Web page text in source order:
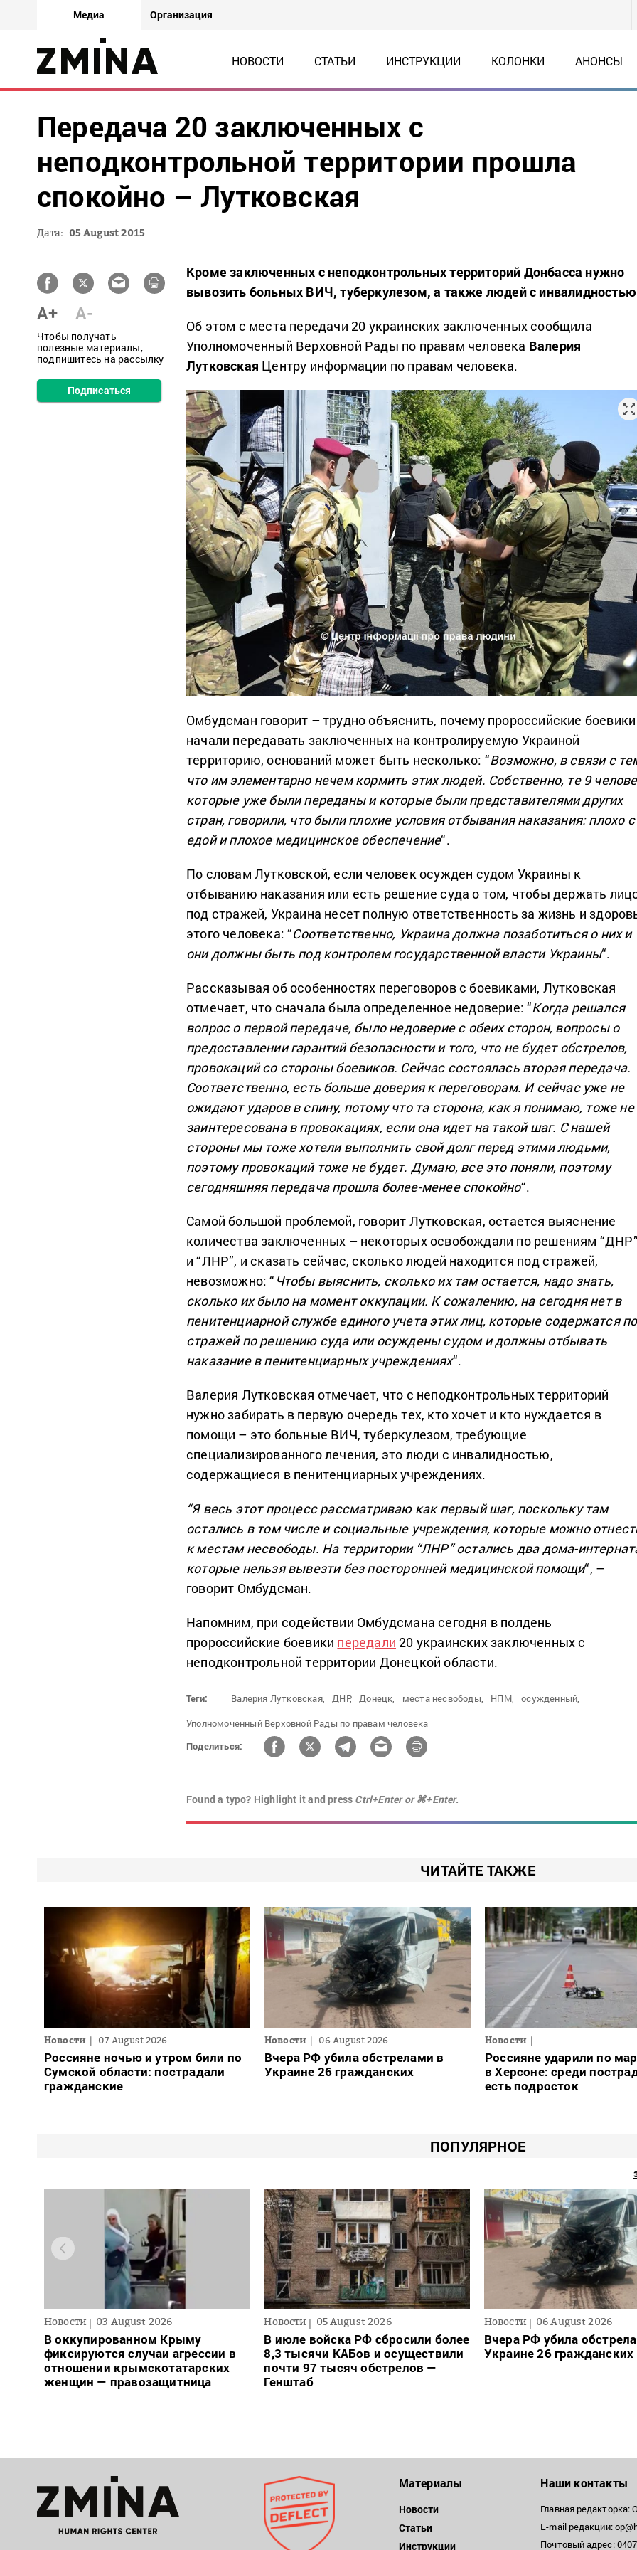
Медиа Организация
НОВОСТИ СТАТЬИ ИНСТРУКЦИИ КОЛОНКИ АНОНСЫ
Передача 20 заключенных с
неподконтрольной территории прошла
спокойно – Лутковская
Дата: 05 August 2015
A+ A-
Чтобы получать
полезные материалы,
подпишитесь на рассылку
Подписаться
Кроме заключенных с неподконтрольных территорий Донбасса нужно
вывозить больных ВИЧ, туберкулезом, а также людей с
Об этом с места передачи 20 украинских заключенных сообщила
Уполномоченный Верховной Рады по правам человека Валерия
Лутковская Центру информации по правам человека.
Омбудсман говорит – трудно объяснить, почему пророссийские боевики
начали передавать заключенных на контролируемую Украиной
территорию, оснований может быть несколько: “Возможно, в связи с
что им элементарно нечем кормить этих людей. Собственно, те 9
которые уже были переданы и которые были представителями других
стран, говорили, что были плохие условия отбывания наказания: плохо с
едой и плохое медицинское обеспечение“.
По словам Лутковской, если человек осужден судом Украины к
отбыванию наказания или есть решение суда о том, чтобы держать
под стражей, Украина несет полную ответственность за жизнь и
этого человека: “Соответственно, Украина должна позаботиться о них и
они должны быть под контролем государственной власти Украины“.
Рассказывая об особенностях переговоров с боевиками, Лутковская
отмечает, что сначала была определенное недоверие: “Когда решался
вопрос о первой передаче, было недоверие с обеих сторон, вопросы о
предоставлении гарантий безопасности и того, что не будет обстрелов,
провокаций со стороны боевиков. Сейчас состоялась вторая передача.
Соответственно, есть больше доверия к переговорам. И сейчас уже не
ожидают ударов в спину, потому что та сторона, как я понимаю, тоже не
заинтересована в провокациях, если она идет на такой шаг. С нашей
стороны мы тоже хотели выполнить свой долг перед этими людьми,
поэтому провокаций тоже не будет. Думаю, все это поняли, поэтому
сегодняшняя передача прошла более-менее спокойно“.
Самой большой проблемой, говорит Лутковская, остается выяснение
количества заключенных – некоторых освобождали по решениям “ДНР”
и “ЛНР”, и сказать сейчас, сколько людей находится под стражей,
невозможно: “ Чтобы выяснить, сколько их там остается, надо знать,
сколько их было на момент оккупации. К сожалению, на сегодня нет в
пенитенциарной службе единого учета этих лиц, которые содержатся
стражей по решению суда или осуждены судом и должны отбывать
наказание в пенитенциарных учреждениях“.
Валерия Лутковская отмечает, что с неподконтрольных территорий
нужно забирать в первую очередь тех, кто хочет и кто нуждается в
помощи – это больные ВИЧ, туберкулезом, требующие
специализированного лечения, это люди с инвалидностью,
содержащиеся в пенитенциарных учреждениях.
“Я весь этот процесс рассматриваю как первый шаг, поскольку там
остались в том числе и социальные учреждения, которые можно
к местам несвободы. На территории “ЛНР” остались два дома-
которые нельзя вывезти без посторонней медицинской помощи“, –
говорит Омбудсман.
Напомним, при содействии Омбудсмана сегодня в полдень
пророссийские боевики передали 20 украинских заключенных с
неподконтрольной территории Донецкой области.
Теги: Валерия Лутковская, ДНР, Донецк, места несвободы, НПМ,
осужденный,
Уполномоченный Верховной Рады по правам человека
Поделиться:
Found a typo? Highlight it and press Ctrl+Enter or ⌘+Enter.
ЧИТАЙТЕ ТАКЖЕ
Новости 07 August 2026
Россияне ночью и утром били по
Сумской области: пострадали
гражданские
Новости 06 August 2026
Вчера РФ убила обстрелами в
Украине 26 гражданских
Новости
Россияне ударили по
в Херсоне: среди
есть подросток
ПОПУЛЯРНОЕ
Новости 03 August 2026
В оккупированном Крыму
фиксируются случаи агрессии в
отношении крымскотатарских
женщин — правозащитница
Новости 05 August 2026
В июле войска РФ сбросили более
8,3 тысячи КАБов и осуществили
почти 97 тысяч обстрелов —
Генштаб
Новости 06 August 2026
Вчера РФ убила
Украине 26 гражданских
Материалы
Новости
Статьи
Инструкции
Наши контакты
Главная редакторка:
E-mail редакции:
Почтовый адрес: